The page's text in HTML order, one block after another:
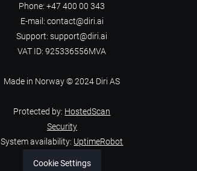
Phone: +47 400 00 343
E-mail: contact@diri.ai
Support: support@diri.ai
VAT ID: 925336556MVA
Made in Norway © 2024 Diri AS
Protected by: HostedScan
Security
System availability: UptimeRobot
Cookie Settings